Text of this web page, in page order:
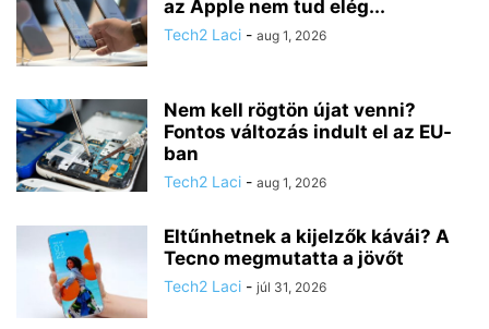
az Apple nem tud elég...
Tech2 Laci - aug 1, 2026
Nem kell rögtön újat venni?
Fontos változás indult el az EU-
ban
Tech2 Laci - aug 1, 2026
Eltűnhetnek a kijelzők kávái? A
Tecno megmutatta a jövőt
Tech2 Laci - júl 31, 2026